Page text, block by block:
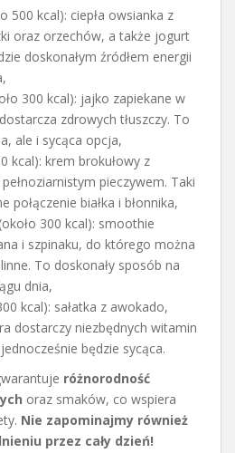
500 kcal): ciepła owsianka z
oraz orzechów, a także jogurt
doskonałym źródłem energii
300 kcal): jajko zapiekane w
zdrowych tłuszczy. To
ale i sycąca opcja,
kcal): krem brokułowy z
pieczywem. Taki
połączenie białka i błonnika,
(około 300 kcal): smoothie
i szpinaku, do którego można
To doskonały sposób na
dnia,
kcal): sałatka z awokado,
dostarczy niezbędnych witamin
będzie sycąca.
różnorodność
oraz smaków, co wspiera
Nie zapominajmy również
przez cały dzień!